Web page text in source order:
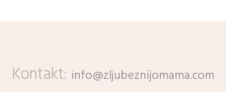
Kontakt: info@zljubeznijomama.com